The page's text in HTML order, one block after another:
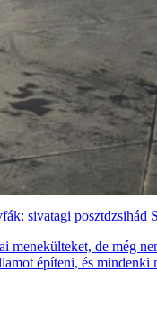
sivatagi posztdzsihád
menekülteket, de még
építeni, és mindenki